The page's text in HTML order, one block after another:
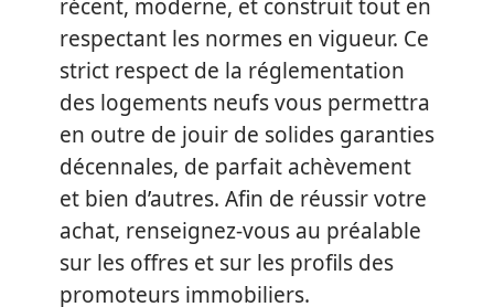
récent, moderne, et construit tout en
respectant les normes en vigueur. Ce
strict respect de la réglementation
des logements neufs vous permettra
en outre de jouir de solides garanties
décennales, de parfait achèvement
et bien d’autres. Afin de réussir votre
achat, renseignez-vous au préalable
sur les offres et sur les profils des
promoteurs immobiliers.